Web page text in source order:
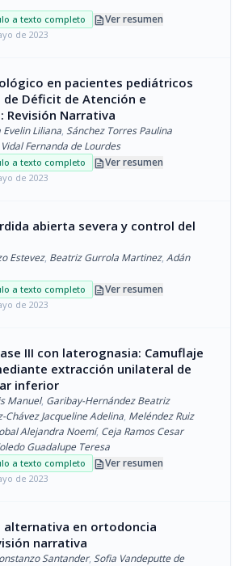
a texto completo descriptionVer resumen
de 2023
en pacientes pediátricos
Déficit de Atención e
Revisión Narrativa
Evelin Liliana, Sánchez Torres Paulina
Fernanda de Lourdes
a texto completo descriptionVer resumen
de 2023
abierta severa y control del
Estevez, Beatriz Gurrola Martinez, Adán
a texto completo descriptionVer resumen
de 2023
III con laterognasia: Camuflaje
extracción unilateral de
inferior
Manuel, Garibay-Hernández Beatriz
Chávez Jacqueline Adelina, Meléndez Ruiz
Alejandra Noemí, Ceja Ramos Cesar
Guadalupe Teresa
a texto completo descriptionVer resumen
de 2023
alternativa en ortodoncia
narrativa
Santander, Sofia Vandeputte de